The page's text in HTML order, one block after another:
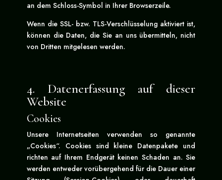
an dem Schloss-Symbol in Ihrer Browserzeile.
Wenn die SSL- bzw. TLS-Verschlüsselung aktiviert ist,
können die Daten, die Sie an uns übermitteln, nicht
von Dritten mitgelesen werden.
4. Datenerfassung auf dieser
Website
Cookies
Unsere Internetseiten verwenden so genannte
„Cookies“. Cookies sind kleine Datenpakete und
richten auf Ihrem Endgerät keinen Schaden an. Sie
werden entweder vorübergehend für die Dauer einer